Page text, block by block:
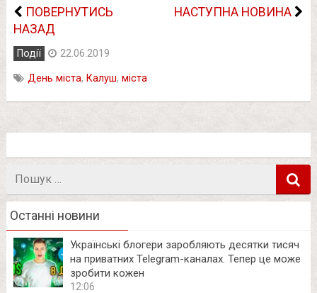
ПОВЕРНУТИСЬ
НАЗАД
НАСТУПНА НОВИНА
Події 22.06.2019
День міста, Калуш, міста
Останні новини
Українські блогери заробляють десятки тисяч
на приватних Telegram-каналах. Тепер це може
зробити кожен
12:06